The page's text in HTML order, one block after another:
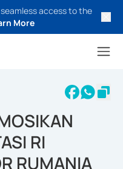
access to the
More
RI
RUMANIA